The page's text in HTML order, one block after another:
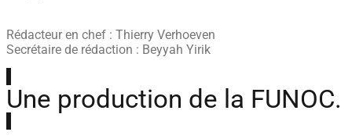
Rédacteur en chef : Thierry Verhoeven
Secrétaire de rédaction : Beyyah Yirik
Une production de la FUNOC.